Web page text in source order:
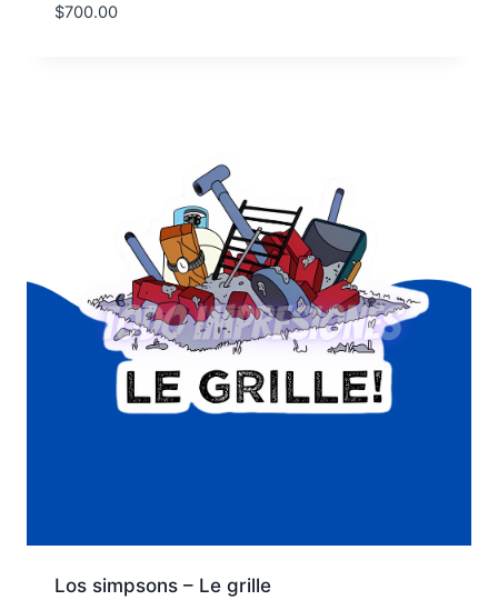
$700.00
Los simpsons – Le grille